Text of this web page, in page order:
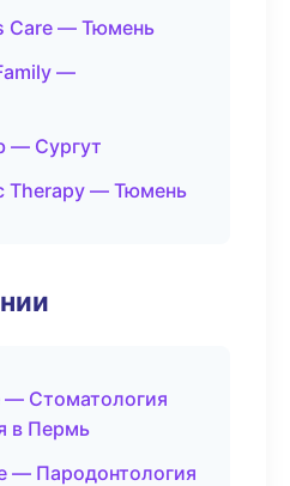
Care — Тюмень
—
— Сургут
Therapy — Тюмень
Стоматология
в Пермь
— Пародонтология